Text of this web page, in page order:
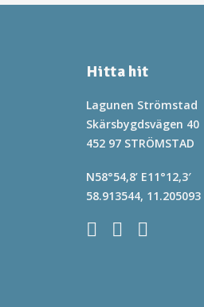
Hitta hit
Lagunen Strömstad
Skärsbygdsvägen 40
452 97 STRÖMSTAD
N58°54,8’ E11°12,3′
58.913544, 11.205093